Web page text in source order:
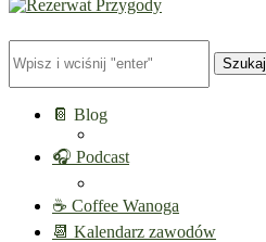
Szukaj
📔 Blog
🎧 Podcast
☕ Coffee Wanoga
📆 Kalendarz zawodów